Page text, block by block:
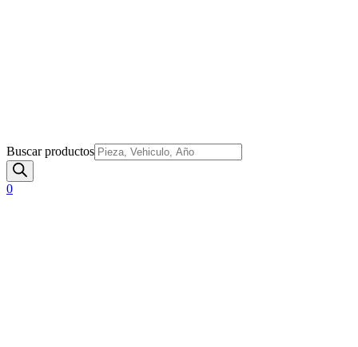
Buscar productos
0